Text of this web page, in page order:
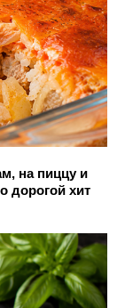
на пиццу и
дорогой хит